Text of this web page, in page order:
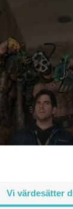
Vi värdesätter